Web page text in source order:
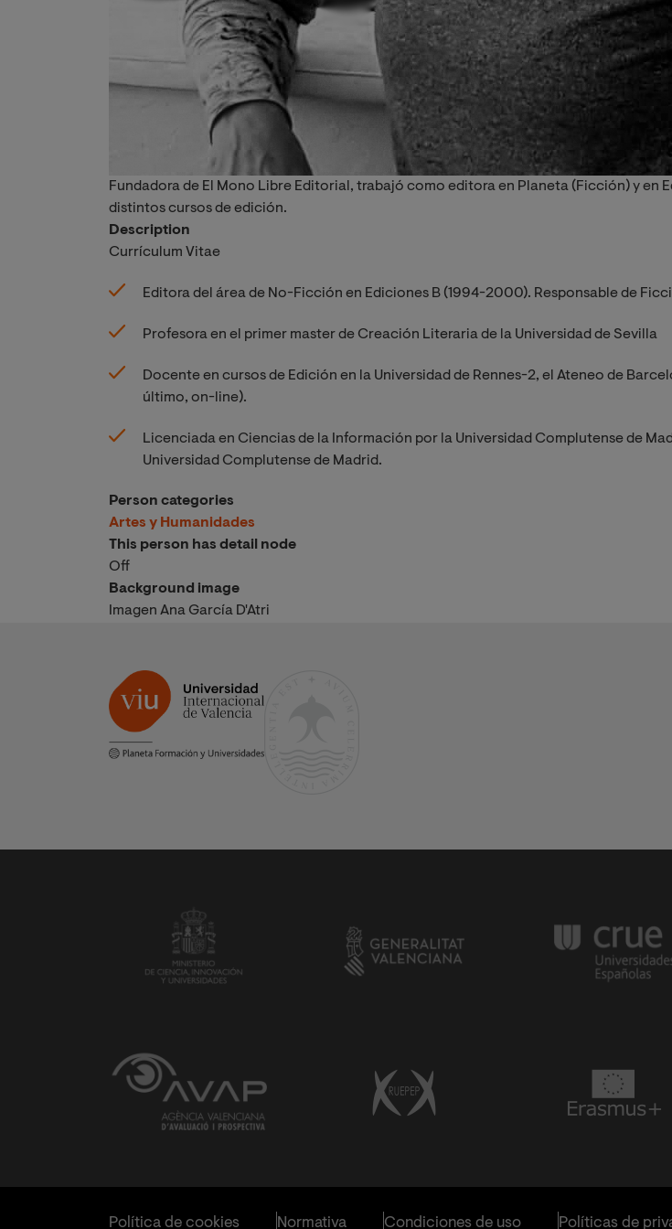
Fundadora de El Mono Libre Editorial, trabajó como editora en Planeta (Ficción) y en
distintos cursos de edición.
Description
Currículum Vitae
Editora del área de No-Ficción en Ediciones B (1994-2000). Responsable de
Profesora en el primer master de Creación Literaria de la Universidad de Sevilla
Docente en cursos de Edición en la Universidad de Rennes-2, el Ateneo de
último, on-line).
Licenciada en Ciencias de la Información por la Universidad Complutense de
Universidad Complutense de Madrid.
Person categories
Artes y Humanidades
This person has detail node
Off
Background image
Imagen Ana García D'Atri
Política de cookies Normativa Condiciones de uso Políticas de